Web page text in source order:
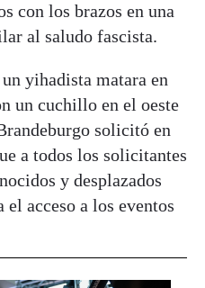
con los brazos en una
al saludo fascista.
yihadista matara en
un cuchillo en el oeste
solicitó en
a todos los solicitantes
y desplazados
acceso a los eventos